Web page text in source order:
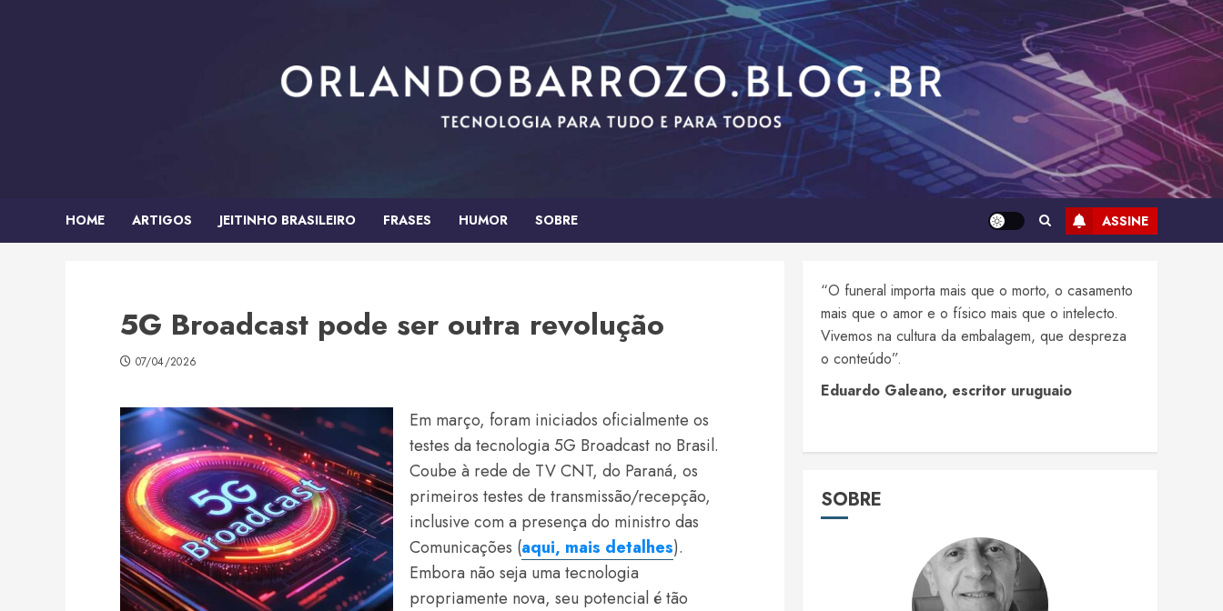
HOME ARTIGOS JEITINHO BRASILEIRO FRASES HUMOR SOBRE ASSINE
5G Broadcast pode ser outra revolução
07/04/2026
Em março, foram iniciados oficialmente os
testes da tecnologia 5G Broadcast no Brasil.
Coube à rede de TV CNT, do Paraná, os
primeiros testes de transmissão/recepção,
inclusive com a presença do ministro das
Comunicações (aqui, mais detalhes).
Embora não seja uma tecnologia
propriamente nova, seu potencial é tão
“O funeral importa mais que o morto, o casamento
mais que o amor e o físico mais que o intelecto.
Vivemos na cultura da embalagem, que despreza
o conteúdo”.
Eduardo Galeano, escritor uruguaio
SOBRE